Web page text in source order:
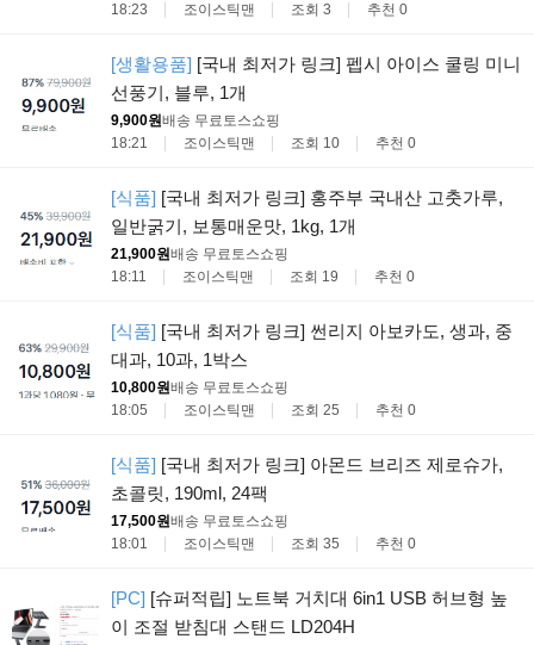
18:23
조이스틱맨 조회 3 추천 0
[생활용품] [국내 최저가 링크] 펩시 아이스 쿨링 미니
선풍기, 블루, 1개
9,900원배송 무료토스쇼핑
18:21
조이스틱맨 조회 10 추천 0
[식품] [국내 최저가 링크] 홍주부 국내산 고춧가루,
일반굵기, 보통매운맛, 1kg, 1개
21,900원배송 무료토스쇼핑
18:11
조이스틱맨 조회 19 추천 0
[식품] [국내 최저가 링크] 썬리지 아보카도, 생과, 중
대과, 10과, 1박스
10,800원배송 무료토스쇼핑
18:05
조이스틱맨 조회 25 추천 0
[식품] [국내 최저가 링크] 아몬드 브리즈 제로슈가,
초콜릿, 190ml, 24팩
17,500원배송 무료토스쇼핑
18:01
조이스틱맨 조회 35 추천 0
[PC] [슈퍼적립] 노트북 거치대 6in1 USB 허브형 높
이 조절 받침대 스탠드 LD204H